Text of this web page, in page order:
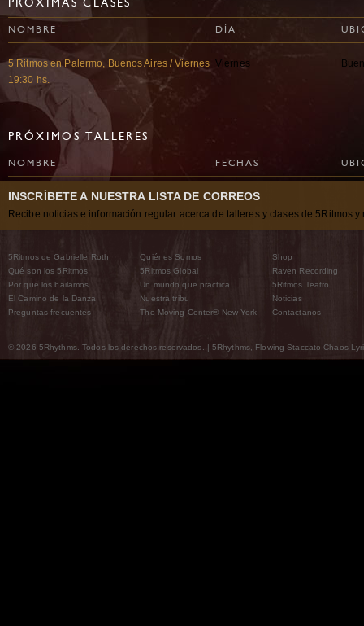
PRÓXIMAS CLASES
NOMBRE DÍA
5 Ritmos en Palermo, Buenos Aires / Viernes
19:30 hs.
Viernes
PRÓXIMOS TALLERES
NOMBRE FECHAS
INSCRÍBETE A NUESTRA LISTA DE CORREOS
Recibe noticias e información regular acerca de talleres y clases de 5Ritmos y
5Ritmos de Gabrielle Roth
Qué son los 5Ritmos
Por qué los bailamos
El Camino de la Danza
Preguntas frecuentes
Quiénes Somos
5Ritmos Global
Un mundo que practica
Nuestra tribu
The Moving Center® New York
Shop
Raven Recording
5Ritmos Teatro
Noticias
Contáctanos
© 2026 5Rhythms. Todos los derechos reservados. | 5Rhythms, Flowing Staccato Chaos